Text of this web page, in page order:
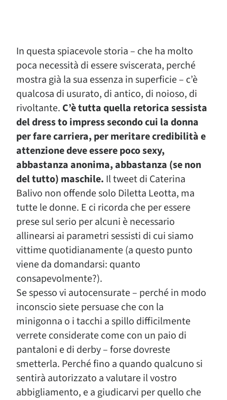
In questa spiacevole storia – che ha molto
poca necessità di essere sviscerata, perché
mostra già la sua essenza in superficie – c’è
qualcosa di usurato, di antico, di noioso, di
rivoltante. C’è tutta quella retorica sessista
del dress to impress secondo cui la donna
per fare carriera, per meritare credibilità e
attenzione deve essere poco sexy,
abbastanza anonima, abbastanza (se non
del tutto) maschile. Il tweet di Caterina
Balivo non offende solo Diletta Leotta, ma
tutte le donne. E ci ricorda che per essere
prese sul serio per alcuni è necessario
allinearsi ai parametri sessisti di cui siamo
vittime quotidianamente (a questo punto
viene da domandarsi: quanto
consapevolmente?).
Se spesso vi autocensurate – perché in modo
inconscio siete persuase che con la
minigonna o i tacchi a spillo difficilmente
verrete considerate come con un paio di
pantaloni e di derby – forse dovreste
smetterla. Perché fino a quando qualcuno si
sentirà autorizzato a valutare il vostro
abbigliamento, e a giudicarvi per quello che